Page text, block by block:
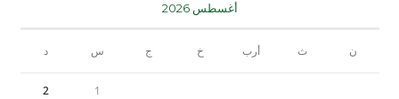
أغسطس 2026
ن ث أرب خ ج س د
1
2